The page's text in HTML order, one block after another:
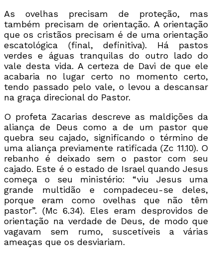
As ovelhas precisam de proteção, mas
também precisam de orientação. A orientação
que os cristãos precisam é de uma orientação
escatológica (final, definitiva). Há pastos
verdes e águas tranquilas do outro lado do
vale desta vida. A certeza de Davi de que ele
acabaria no lugar certo no momento certo,
tendo passado pelo vale, o levou a descansar
na graça direcional do Pastor.
O profeta Zacarias descreve as maldições da
aliança de Deus como a de um pastor que
quebra seu cajado, significando o término de
uma aliança previamente ratificada (Zc 11.10). O
rebanho é deixado sem o pastor com seu
cajado. Este é o estado de Israel quando Jesus
começa o seu ministério: “viu Jesus uma
grande multidão e compadeceu-se deles,
porque eram como ovelhas que não têm
pastor”. (Mc 6.34). Eles eram desprovidos de
orientação na verdade de Deus, de modo que
vagavam sem rumo, suscetíveis a várias
ameaças que os desviariam.